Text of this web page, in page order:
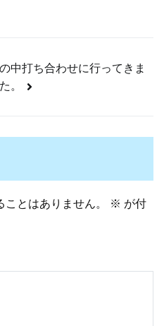
中打ち合わせに行ってきま
。
とはありません。 ※ が付